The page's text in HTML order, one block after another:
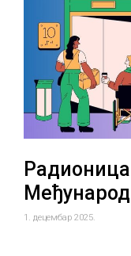
1. децембар 2025.